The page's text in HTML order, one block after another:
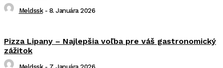
Meldssk - 8. Januára 2026
Pizza Lipany – Najlepšia voľba pre váš gastronomický
zážitok